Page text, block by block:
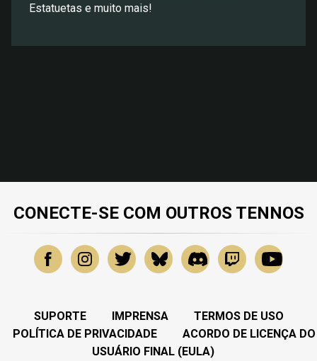
Estatuetas e muito mais!
CONECTE-SE COM OUTROS TENNOS
SUPORTE IMPRENSA
TERMOS DE USO
POLÍTICA DE PRIVACIDADE
ACORDO DE LICENÇA DO
USUÁRIO FINAL (EULA)